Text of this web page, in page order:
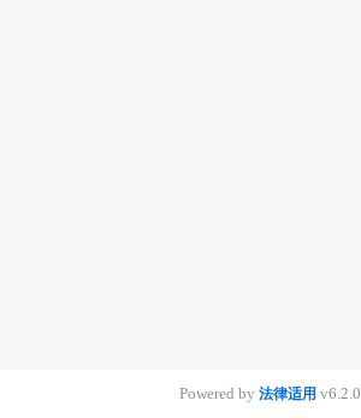
Powered by 法律适用 v6.2.0